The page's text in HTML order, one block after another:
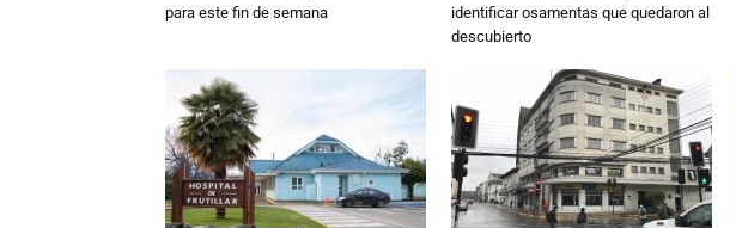
para este fin de semana
identificar osamentas que quedaron al
descubierto